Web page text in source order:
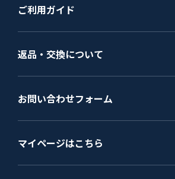
ご利用ガイド
返品・交換について
お問い合わせフォーム
マイページはこちら